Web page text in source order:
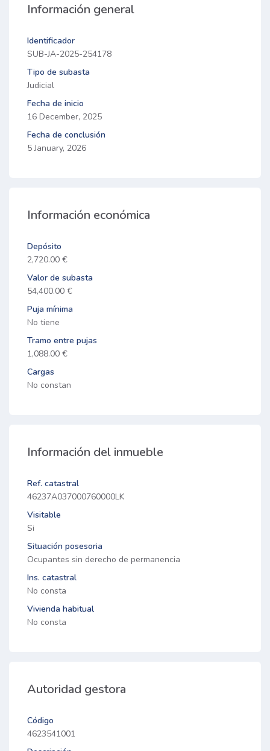
Información general
Identificador
SUB-JA-2025-254178
Tipo de subasta
Judicial
Fecha de inicio
16 December, 2025
Fecha de conclusión
5 January, 2026
Información económica
Depósito
2,720.00 €
Valor de subasta
54,400.00 €
Puja mínima
No tiene
Tramo entre pujas
1,088.00 €
Cargas
No constan
Información del inmueble
Ref. catastral
46237A037000760000LK
Visitable
Si
Situación posesoria
Ocupantes sin derecho de permanencia
Ins. catastral
No consta
Vivienda habitual
No consta
Autoridad gestora
Código
4623541001